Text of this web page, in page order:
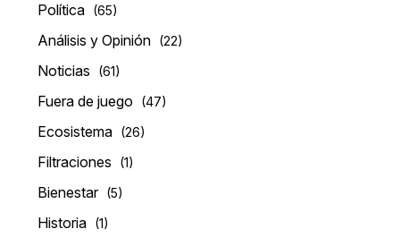
Política (65)
Análisis y Opinión (22)
Noticias (61)
Fuera de juego (47)
Ecosistema (26)
Filtraciones (1)
Bienestar (5)
Historia (1)